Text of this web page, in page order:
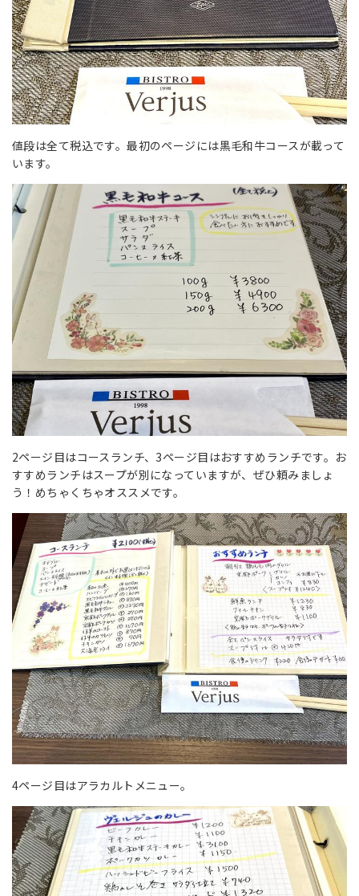
値段は全て税込です。最初のページには黒毛和牛コースが載って
います。
2ページ目はコースランチ、3ページ目はおすすめランチです。お
すすめランチはスープが別になっていますが、ぜひ頼みましょ
う！めちゃくちゃオススメです。
4ページ目はアラカルトメニュー。